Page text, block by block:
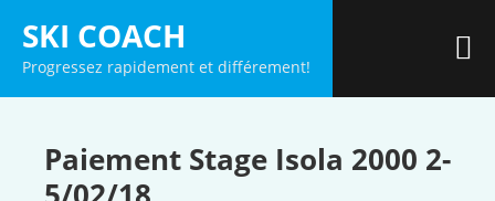
content
SKI COACH
Progressez rapidement et différement!
Paiement Stage Isola 2000 2-